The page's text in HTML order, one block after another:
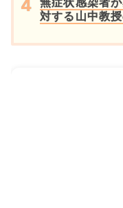
対する山中教